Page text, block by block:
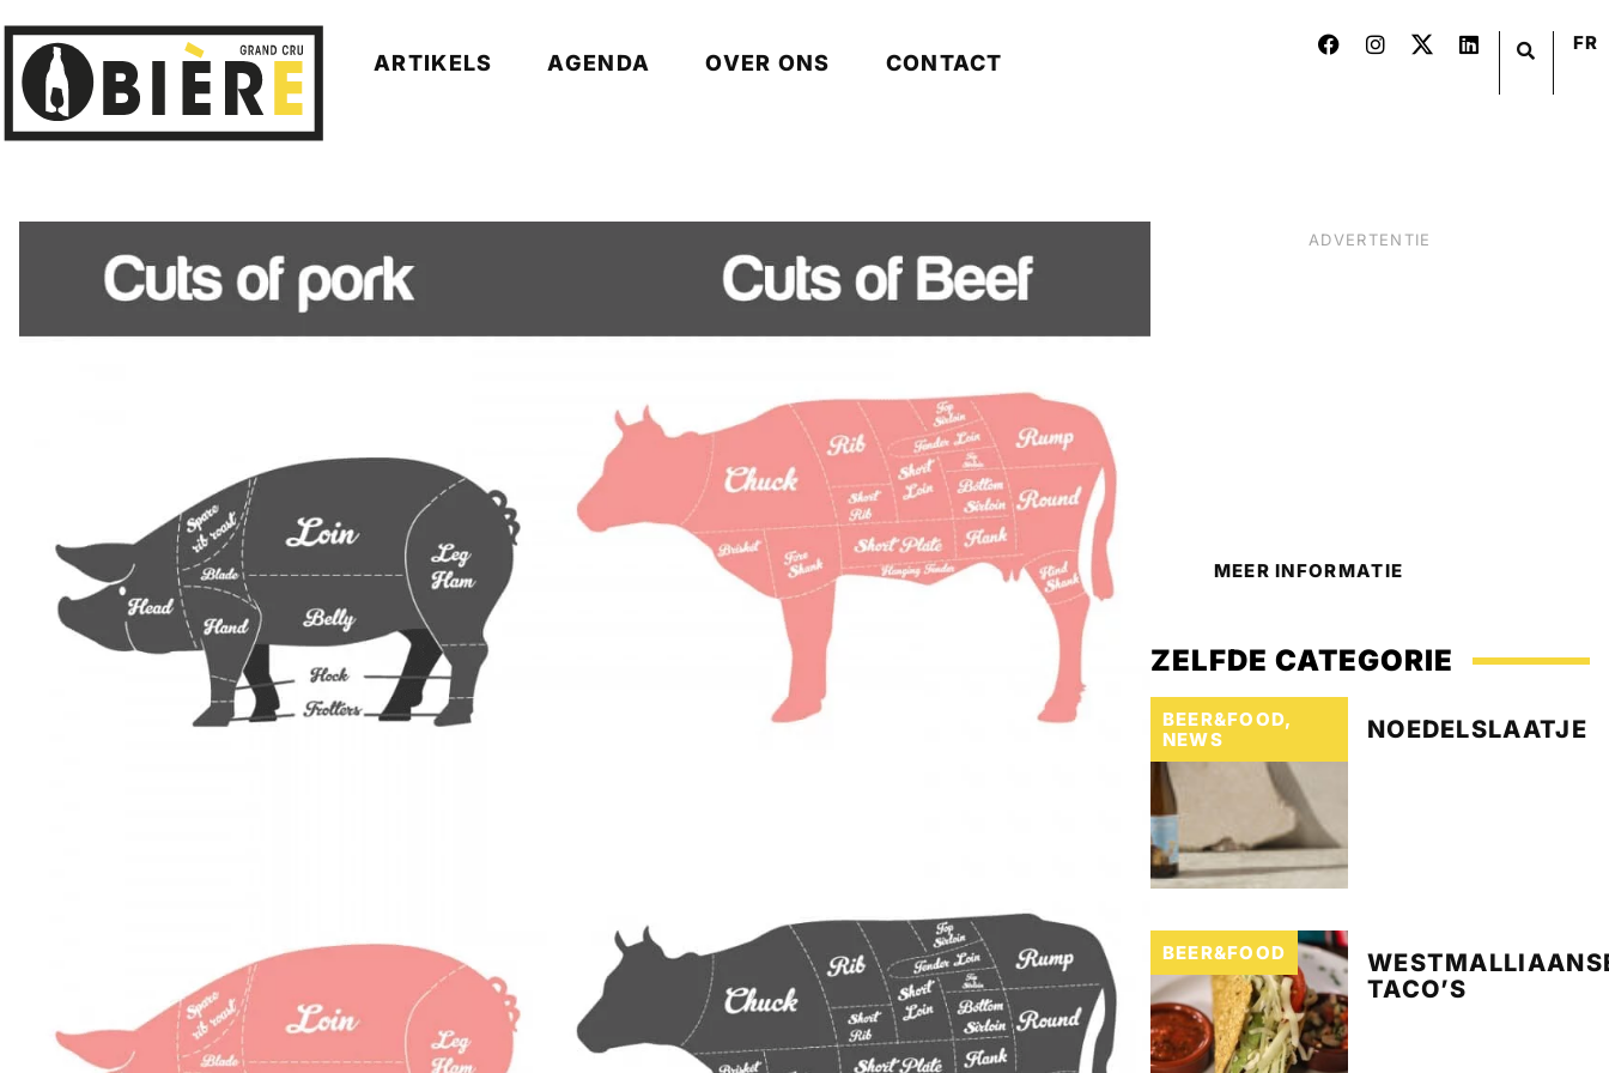
ARTIKELS AGENDA OVER ONS CONTACT
FR
ADVERTENTIE
MEER INFORMATIE
ZELFDE CATEGORIE
BEER&FOOD,
NEWS
NOEDELSLAATJE
BEER&FOOD
TACO’S